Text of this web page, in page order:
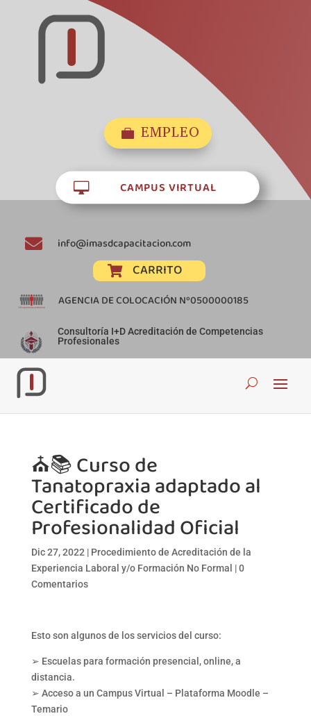
 EMPLEO
 CAMPUS VIRTUAL
 info@imasdcapacitacion.com
 CARRITO
AGENCIA DE COLOCACIÓN Nº0500000185
Consultoría I+D Acreditación de Competencias
Profesionales
⛪📚 Curso de
Tanatopraxia adaptado al
Certificado de
Profesionalidad Oficial
Dic 27, 2022| Procedimiento de Acreditación de la
Experiencia Laboral y/o Formación No Formal |0
Comentarios
Esto son algunos de los servicios del curso:
➢ Escuelas para formación presencial, online, a
distancia.
➢ Acceso a un Campus Virtual – Plataforma Moodle –
Temario